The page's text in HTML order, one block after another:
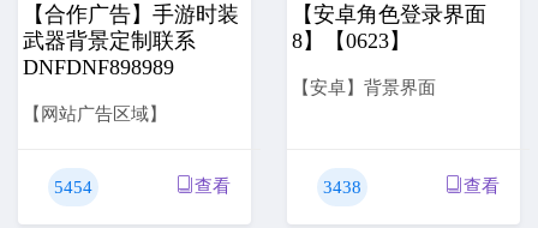
【合作广告】手游时装
武器背景定制联系
DNFDNF898989
【网站广告区域】
5454 查看
【安卓角色登录界面
8】【0623】
【安卓】背景界面
3438 查看